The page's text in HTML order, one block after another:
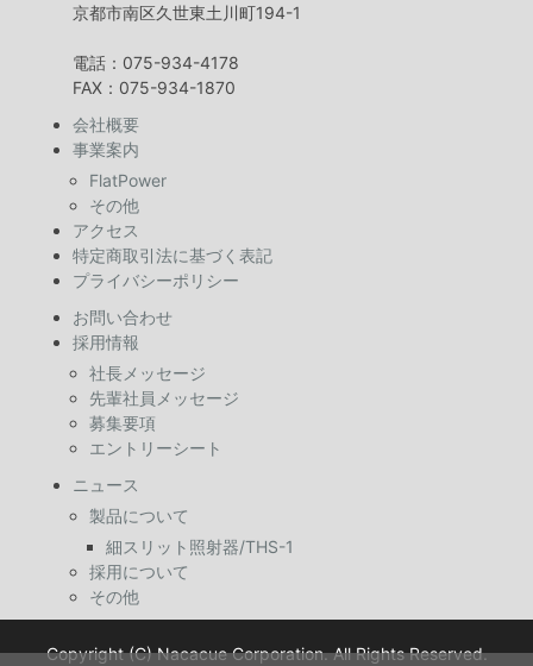
京都市南区久世東土川町194-1
電話：075-934-4178
FAX：075-934-1870
会社概要
事業案内
FlatPower
その他
アクセス
特定商取引法に基づく表記
プライバシーポリシー
お問い合わせ
採用情報
社長メッセージ
先輩社員メッセージ
募集要項
エントリーシート
ニュース
製品について
細スリット照射器/THS-1
採用について
その他
Copyright (C) Nacacue Corporation. All Rights Reserved.